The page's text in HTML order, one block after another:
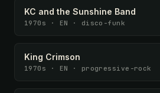
KC and the Sunshine Band
1970s · EN · disco-funk
King Crimson
1970s · EN · progressive-rock